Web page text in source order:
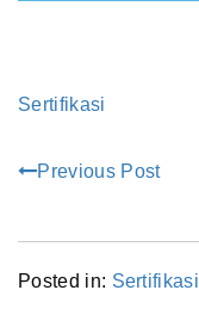
Sertifikasi
Previous Post
Posted in: Sertifikasi